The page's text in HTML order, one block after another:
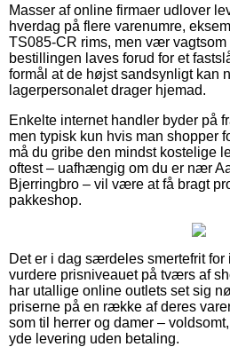
Masser af online firmaer udlover
hverdag på flere varenumre,
TS085-CR rims, men vær vagtsom
bestillingen laves forud for et
formål at de højst sandsynligt kan
lagerpersonalet drager hjemad.
Enkelte internet handler byder på
men typisk kun hvis man shopper
må du gribe den mindst kostelige
oftest – uafhængig om du er nær
Bjerringbro – vil være at få bragt
pakkeshop.
Det er i dag særdeles smertefrit for
vurdere prisniveauet på tværs af
har utallige online outlets set sig
priserne på en række af deres
som til herrer og damer –
yde levering uden betaling.